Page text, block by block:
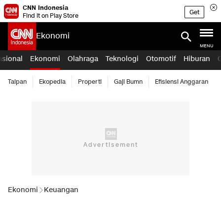
CNN Indonesia
Find it on Play Store
Get
Ekonomi
MENU
Ekonomi Olahraga Teknologi Otomotif Hiburan
Taipan Ekopedia Properti Gaji Bumn Efisiensi Anggaran
Ekonomi Keuangan